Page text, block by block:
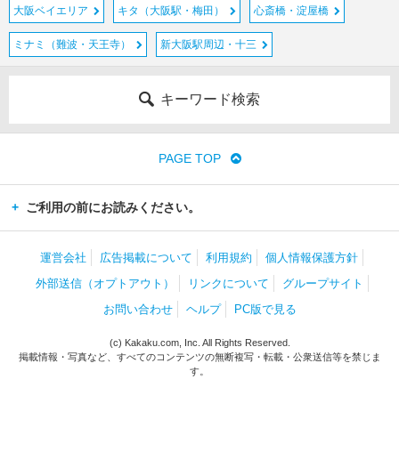
大阪ベイエリア キタ（大阪駅・梅田） 心斎橋・淀屋橋
ミナミ（難波・天王寺） 新大阪駅周辺・十三
キーワード検索
PAGE TOP
ご利用の前にお読みください。
運営会社 広告掲載について 利用規約
個人情報保護方針
外部送信（オプトアウト）
リンクについて
グループサイト
お問い合わせ
ヘルプ PC版で見る
(c) Kakaku.com, Inc. All Rights Reserved.
掲載情報・写真など、すべてのコンテンツの無断複写・転載・公衆送信等を禁じま
す。